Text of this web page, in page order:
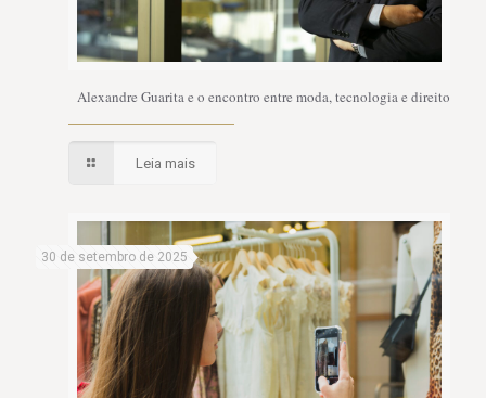
Alexandre Guarita e o encontro entre moda, tecnologia e direito
Leia mais
30 de setembro de 2025